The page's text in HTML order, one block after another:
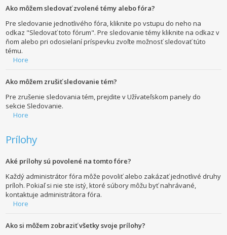
Ako môžem sledovať zvolené témy alebo fóra?
Pre sledovanie jednotlivého fóra, kliknite po vstupu do neho na
odkaz "Sledovať toto fórum". Pre sledovanie témy kliknite na odkaz v
ňom alebo pri odosielaní príspevku zvoľte možnosť sledovať túto
tému.
Hore
Ako môžem zrušiť sledovanie tém?
Pre zrušenie sledovania tém, prejdite v Užívateľskom panely do
sekcie Sledovanie.
Hore
Prílohy
Aké prílohy sú povolené na tomto fóre?
Každý administrátor fóra môže povoliť alebo zakázať jednotlivé druhy
príloh. Pokiaľ si nie ste istý, ktoré súbory môžu byť nahrávané,
kontaktuje administrátora fóra.
Hore
Ako si môžem zobraziť všetky svoje prílohy?